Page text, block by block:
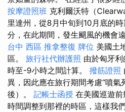
按摩證照班 克利爾沃特（
里達州，從8月中旬到10月底的
分，在此期間，發生颶風的機會
台中 西區 推拿整復 牌位 美國土
區。 旅行社代辦護照 由於匈牙
時至-9小時之間計算。 撥筋證照
異，因此應在旅行期間考慮“噴氣
後）。 記帳士函授 在美國巡遊
時間調整到那裡的時區，這樣我